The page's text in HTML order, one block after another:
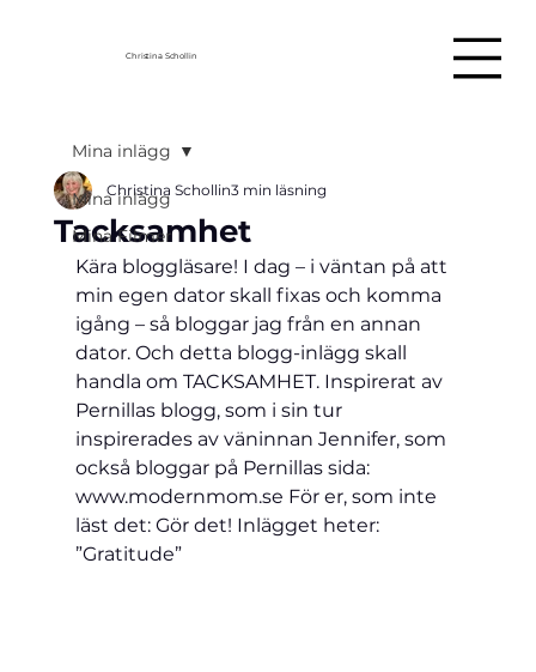
Christina Schollin
Mina inlägg
Mina Filmer
Mina inlägg
Tacksamhet
Christina Schollin3 min läsning
Kära bloggläsare! I dag – i väntan på att
min egen dator skall fixas och komma
igång – så bloggar jag från en annan
dator. Och detta blogg-inlägg skall
handla om TACKSAMHET. Inspirerat av
Pernillas blogg, som i sin tur
inspirerades av väninnan Jennifer, som
också bloggar på Pernillas sida:
www.modernmom.se För er, som inte
läst det: Gör det! Inlägget heter:
”Gratitude”